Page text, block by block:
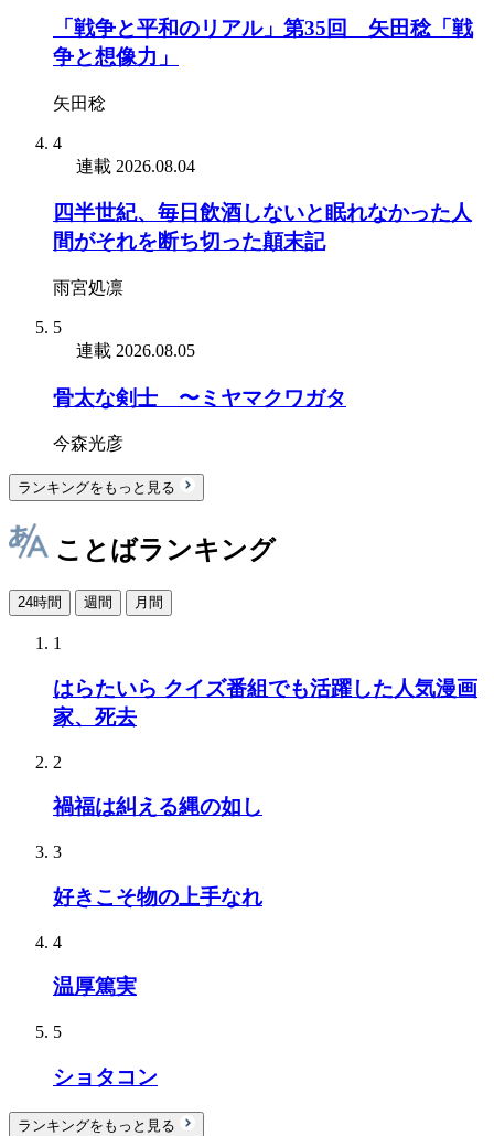
「戦争と平和のリアル」第35回 矢田稔「戦
争と想像力」
矢田稔
4
連載 2026.08.04
四半世紀、毎日飲酒しないと眠れなかった人
間がそれを断ち切った顛末記
雨宮処凛
5
連載 2026.08.05
骨太な剣士 〜ミヤマクワガタ
今森光彦
ランキングをもっと見る
ことばランキング
24時間 週間 月間
1
はらたいら クイズ番組でも活躍した人気漫画
家、死去
2
禍福は糾える縄の如し
3
好きこそ物の上手なれ
4
温厚篤実
5
ショタコン
ランキングをもっと見る